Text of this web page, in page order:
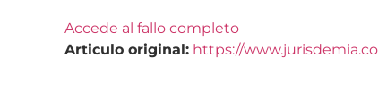
Accede al fallo completo
Articulo original: https://